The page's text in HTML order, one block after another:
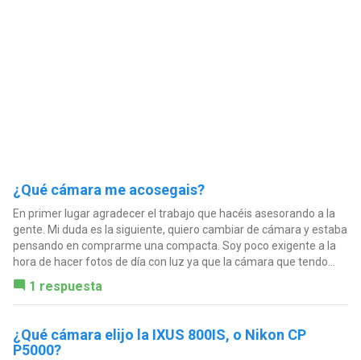
¿Qué cámara me acosegais?
En primer lugar agradecer el trabajo que hacéis asesorando a la
gente. Mi duda es la siguiente, quiero cambiar de cámara y estaba
pensando en comprarme una compacta. Soy poco exigente a la
hora de hacer fotos de día con luz ya que la cámara que tendo...
1 respuesta
¿Qué cámara elijo la IXUS 800IS, o Nikon CP
P5000?